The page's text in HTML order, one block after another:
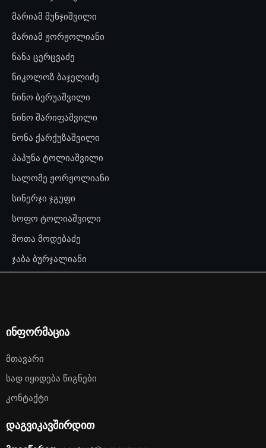
მარიამ მუნჯიშვილი
მარიამ ჟორჟოლიანი
ნანა ცერცვაძე
ნიკოლოზ ბაჯელიძე
ნინო ბერუაშვილი
ნინო შარიფაშვილი
ნონა ქარქუზაშვილი
პაპუნა ტოლიაშვილი
სალომე ჟორჟოლიანი
სინერჯი ჯგუფი
სოფო ტოლიაშვილი
შოთა მოდებაძე
ჯაბა ბურჯალიანი
ინფორმაცია
Მთავარი
Სად Იყიდება Წიგნები
Კონტაქტი
დაგვიკავშირდით